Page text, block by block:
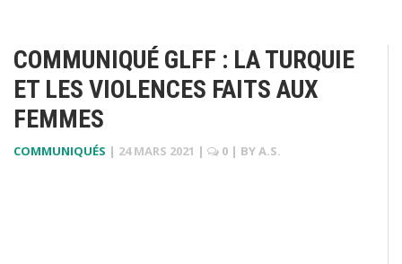
COMMUNIQUÉ GLFF : LA TURQUIE
ET LES VIOLENCES FAITS AUX
FEMMES
COMMUNIQUÉS | 24 MARS 2021 | 0 | BYA.S.